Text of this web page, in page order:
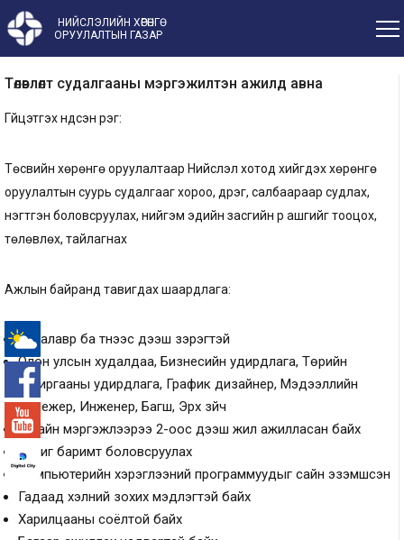
НИЙСЛЭЛИЙН ХӨРӨНГӨ
ОРУУЛАЛТЫН ГАЗАР
Төлөвлөлт судалгааны мэргэжилтэн ажилд авна
Гүйцэтгэх үндсэн үүрэг:
Төсвийн хөрөнгө оруулалтаар Нийслэл хотод хийгдэх хөрөнгө
оруулалтын суурь судалгааг хороо, дүүрэг, салбаараар судлах,
нэгтгэн боловсруулах, нийгэм эдийн засгийн үр ашгийг тооцох,
төлөвлөх, тайлагнах
Ажлын байранд тавигдах шаардлага:
Бакалавр ба түүнээс дээш зэрэгтэй
Олон улсын худалдаа, Бизнесийн удирдлага, Төрийн
захиргааны удирдлага, График дизайнер, Мэдээллийн
менежер, Инженер, Багш, Эрх зүйч
Тухайн мэргэжлээрээ 2-оос дээш жил ажилласан байх
Бичиг баримт боловсруулах
Компьютерийн хэрэглээний программуудыг сайн эзэмшсэн
Гадаад хэлний зохих мэдлэгтэй байх
Харилцааны соёлтой байх